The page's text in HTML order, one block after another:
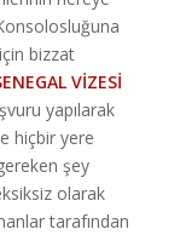
bizzat
VİZESİ
yapılarak
hiçbir yere
şey
olarak
tarafından